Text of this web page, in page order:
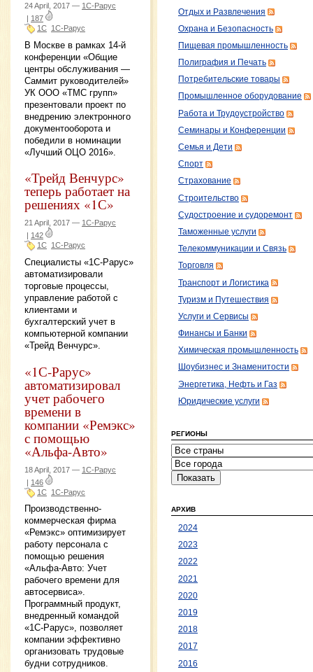
24 April, 2017 — 1С-Рарус
| 187
1С 1С-Рарус
В Москве в рамках 14-й
конференции «Общие
центры обслуживания —
Саммит руководителей»
УК ООО «ТМС групп»
презентовали проект по
внедрению электронного
документооборота и
победили в номинации
«Лучший ОЦО 2016».
«Трейд Венчурс»
теперь работает на
решениях «1С»
21 April, 2017 — 1С-Рарус
142
1С 1С-Рарус
Специалисты «1С-Рарус»
автоматизировали
торговые процессы,
управление работой с
клиентами и
бухгалтерский учет в
компьютерной компании
«Трейд Венчурс».
«1С-Рарус»
автоматизировал
учет рабочего
времени в
компании «Ремэкс»
с помощью
«Альфа-Авто»
18 April, 2017 — 1С-Рарус
| 146
1С 1С-Рарус
Производственно-
коммерческая фирма
«Ремэкс» оптимизирует
работу персонала с
помощью решения
«Альфа-Авто: Учет
рабочего времени для
автосервиса».
Программный продукт,
внедренный командой
«1С-Рарус», позволяет
компании эффективно
организовать трудовые
будни сотрудников.
Отдых и Развлечения
Охрана и Безопасность
Пищевая промышленность
Полиграфия и Печать
Потребительские товары
Промышленное оборудование
Работа и Трудоустройство
Семинары и Конференции
Семья и Дети
Спорт
Страхование
Строительство
Судостроение и судоремонт
Таможенные услуги
Телекоммуникации и Связь
Торговля
Транспорт и Логистика
Туризм и Путешествия
Услуги и Сервисы
Финансы и Банки
Химическая промышленность
Шоубизнес и Знаменитости
Энергетика, Нефть и Газ
Юридические услуги
РЕГИОНЫ
АРХИВ
2024
2023
2022
2021
2020
2019
2018
2017
2016